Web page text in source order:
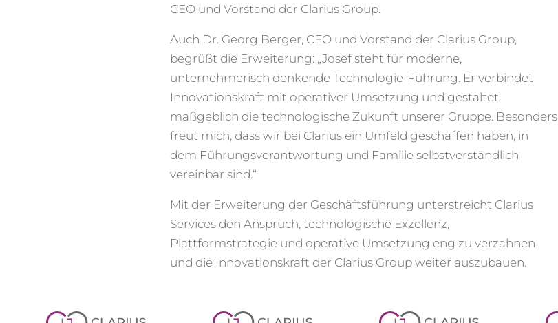
CEO und Vorstand der Clarius Group.
Auch Dr. Georg Berger, CEO und Vorstand der Clarius Group,
begrüßt die Erweiterung: „Josef steht für moderne,
unternehmerisch denkende Technologie-Führung. Er verbindet
Innovationskraft mit operativer Umsetzung und gestaltet
maßgeblich die technologische Zukunft unserer Gruppe. Besonders
freut mich, dass wir bei Clarius ein Umfeld geschaffen haben, in
dem Führungsverantwortung und Familie selbstverständlich
vereinbar sind.“
Mit der Erweiterung der Geschäftsführung unterstreicht Clarius
Services den Anspruch, technologische Exzellenz,
Plattformstrategie und operative Umsetzung eng zu verzahnen
und die Innovationskraft der Clarius Group weiter auszubauen.